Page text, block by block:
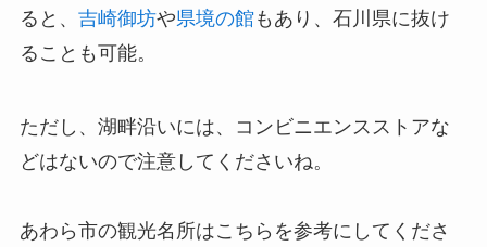
ると、 吉崎御坊や県境の館もあり、石川県に抜け
ることも可能。
ただし、湖畔沿いには、コンビニエンスストアな
どはないので注意してくださいね。
あわら市の観光名所はこちらを参考にしてくださ